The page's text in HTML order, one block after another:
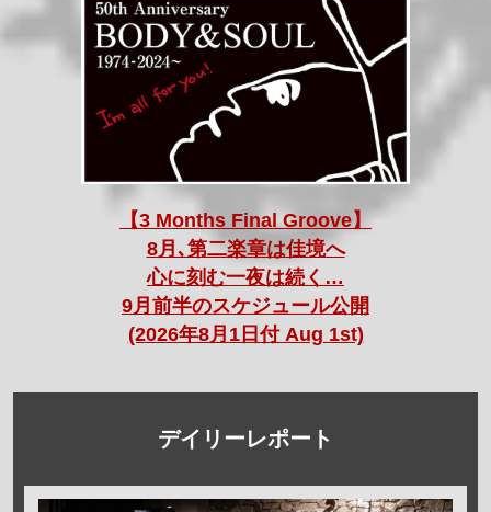
【3 Months Final Groove】
8月､第二楽章は佳境へ
心に刻む一夜は続く…
9月前半のスケジュール公開
(2026年8月1日付 Aug 1st)
デイリーレポート